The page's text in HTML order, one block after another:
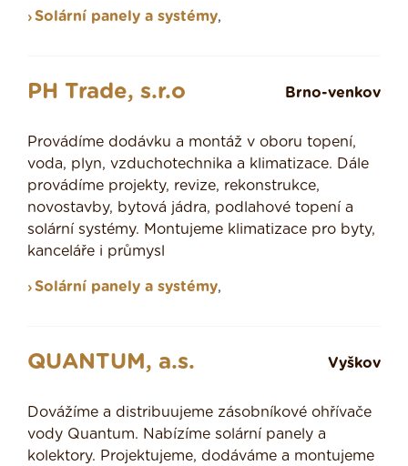
Solární panely a systémy,
PH Trade, s.r.o Brno-venkov
Provádíme dodávku a montáž v oboru topení,
voda, plyn, vzduchotechnika a klimatizace. Dále
provádíme projekty, revize, rekonstrukce,
novostavby, bytová jádra, podlahové topení a
solární systémy. Montujeme klimatizace pro byty,
kanceláře i průmysl
Solární panely a systémy,
QUANTUM, a.s. Vyškov
Dovážíme a distribuujeme zásobníkové ohřívače
vody Quantum. Nabízíme solární panely a
kolektory. Projektujeme, dodáváme a montujeme